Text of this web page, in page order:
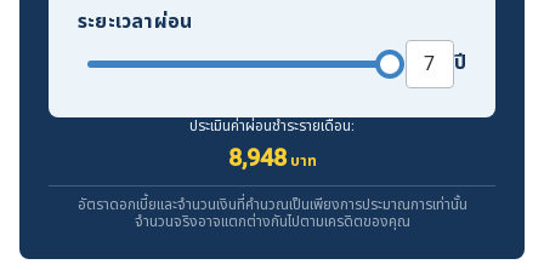
ระยะเวลาผ่อน
ปี
ประเมินค่าผ่อนชำระรายเดือน:
8,948 บาท
อัตราดอกเบี้ยและจำนวนเงินที่คำนวณเป็นเพียงการประมาณการเท่านั้น
จำนวนจริงอาจแตกต่างกันไปตามเครดิตของคุณ